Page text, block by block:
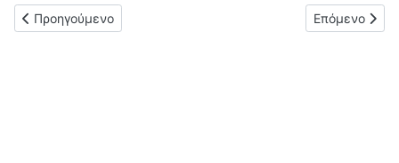
Προηγούμενο άρθρο: Τσίχλα (Turdus philomelos)
Προηγούμενο Επόμενο
Επόμενο